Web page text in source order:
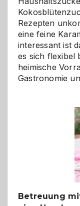
Rezepten
eine feine
interessant ist
es sich flexibel
heimische
Gastronomie
Betreuung